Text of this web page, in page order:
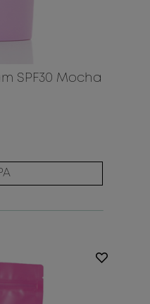
SPF30 Mocha